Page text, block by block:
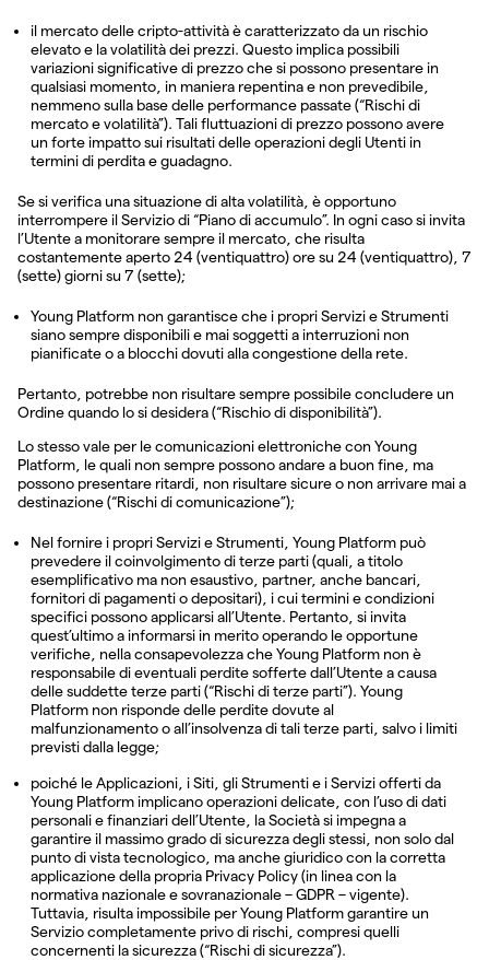
il mercato delle cripto-attività è caratterizzato da un rischio
elevato e la volatilità dei prezzi. Questo implica possibili
variazioni significative di prezzo che si possono presentare in
qualsiasi momento, in maniera repentina e non prevedibile,
nemmeno sulla base delle performance passate (“Rischi di
mercato e volatilità”). Tali fluttuazioni di prezzo possono avere
un forte impatto sui risultati delle operazioni degli Utenti in
termini di perdita e guadagno.
Se si verifica una situazione di alta volatilità, è opportuno
interrompere il Servizio di “Piano di accumulo”. In ogni caso si invita
l’Utente a monitorare sempre il mercato, che risulta
costantemente aperto 24 (ventiquattro) ore su 24 (ventiquattro), 7
(sette) giorni su 7 (sette);
Young Platform non garantisce che i propri Servizi e Strumenti
siano sempre disponibili e mai soggetti a interruzioni non
pianificate o a blocchi dovuti alla congestione della rete.
Pertanto, potrebbe non risultare sempre possibile concludere un
Ordine quando lo si desidera (“Rischio di disponibilità”).
Lo stesso vale per le comunicazioni elettroniche con Young
Platform, le quali non sempre possono andare a buon fine, ma
possono presentare ritardi, non risultare sicure o non arrivare mai a
destinazione (“Rischi di comunicazione”);
Nel fornire i propri Servizi e Strumenti, Young Platform può
prevedere il coinvolgimento di terze parti (quali, a titolo
esemplificativo ma non esaustivo, partner, anche bancari,
fornitori di pagamenti o depositari), i cui termini e condizioni
specifici possono applicarsi all’Utente. Pertanto, si invita
quest’ultimo a informarsi in merito operando le opportune
verifiche, nella consapevolezza che Young Platform non è
responsabile di eventuali perdite sofferte dall’Utente a causa
delle suddette terze parti (“Rischi di terze parti”). Young
Platform non risponde delle perdite dovute al
malfunzionamento o all’insolvenza di tali terze parti, salvo i limiti
previsti dalla legge;
poiché le Applicazioni, i Siti, gli Strumenti e i Servizi offerti da
Young Platform implicano operazioni delicate, con l’uso di dati
personali e finanziari dell’Utente, la Società si impegna a
garantire il massimo grado di sicurezza degli stessi, non solo dal
punto di vista tecnologico, ma anche giuridico con la corretta
applicazione della propria Privacy Policy (in linea con la
normativa nazionale e sovranazionale – GDPR – vigente).
Tuttavia, risulta impossibile per Young Platform garantire un
Servizio completamente privo di rischi, compresi quelli
concernenti la sicurezza (“Rischi di sicurezza”).